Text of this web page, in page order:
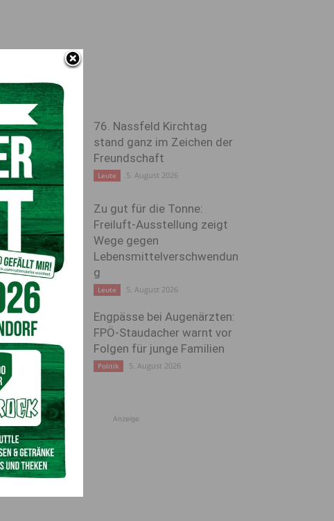
76. Nassfeld Kirchtag
stand ganz im Zeichen der
Freundschaft
Leute 5. August 2026
Zu gut für die Tonne:
Freiluft-Ausstellung zeigt
Wege gegen
Lebensmittelverschwendun
g
Leute 5. August 2026
Engpässe bei Augenärzten:
FPÖ-Staudacher warnt vor
Folgen für junge Familien
Politik 5. August 2026
Anzeige